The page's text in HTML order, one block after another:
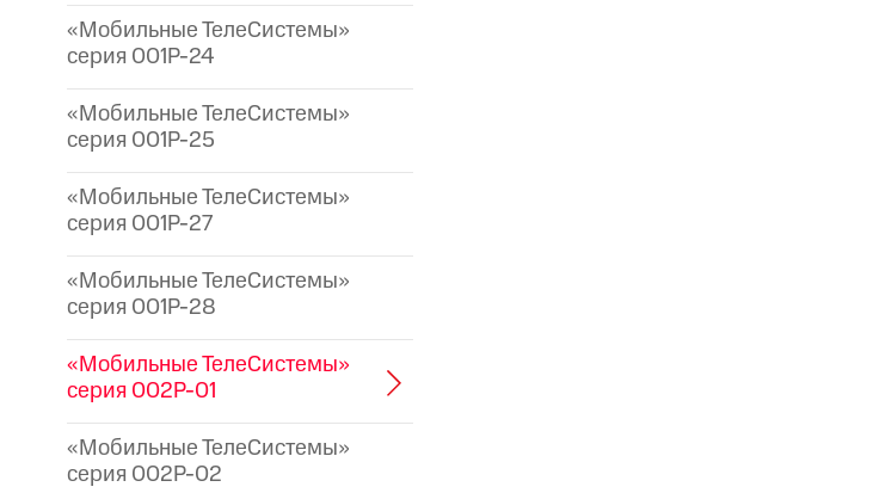
«Мобильные ТелеСистемы»
серия 001P-24
«Мобильные ТелеСистемы»
серия 001P-25
«Мобильные ТелеСистемы»
серия 001P-27
«Мобильные ТелеСистемы»
серия 001P-28
«Мобильные ТелеСистемы»
серия 002P-01
«Мобильные ТелеСистемы»
серия 002P-02